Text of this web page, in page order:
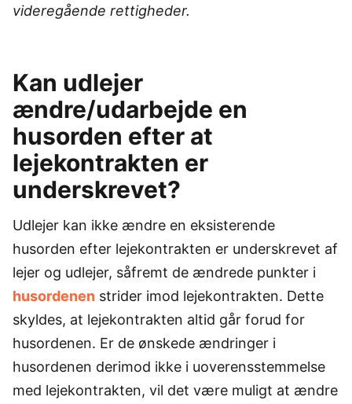
videregående rettigheder.
Kan udlejer
ændre/udarbejde en
husorden efter at
lejekontrakten er
underskrevet?
Udlejer kan ikke ændre en eksisterende
husorden efter lejekontrakten er underskrevet af
lejer og udlejer, såfremt de ændrede punkter i
husordenen strider imod lejekontrakten. Dette
skyldes, at lejekontrakten altid går forud for
husordenen. Er de ønskede ændringer i
husordenen derimod ikke i uoverensstemmelse
med lejekontrakten, vil det være muligt at ændre